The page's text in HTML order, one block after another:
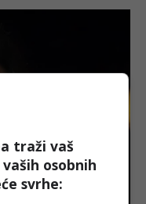
traži vaš
osobnih
svrhe: